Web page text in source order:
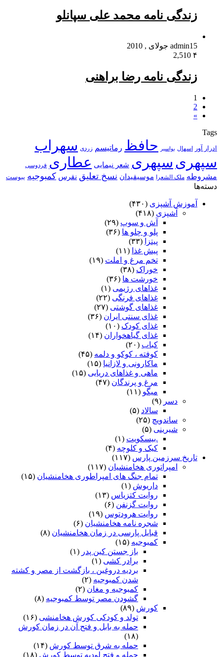
زندگی نامه محمد علی سپانلو
admin15 جولای , 2010
۴
زندگی نامه رضا براهنی
1
2
»
Tags
ادرار آور اسهال بواسیر حافظ رماتیسم زردی سهراب
سپهری سپهری شعر نیمایی عطاری فردوسی
مشروطه ملک الشعرا موسیقیدان نسخ تعلیق نقرس کمبوجیه یبوست
دسته‌ها
آموزش آشپزی (۴۳۰)
آشپزی (۴۱۸)
آش و سوپ (۲۹)
پلو و چلو ها (۳۶)
پیتزا
(۳۳)
پیش غذا (۱۱)
تخم مرغ و املت (۱۹)
خوراک (۳۸)
خورشت ها (۳۶)
غذاهای رژیمی (۱)
غذاهای فرنگی (۲۲)
غذاهای گوشتی (۲۷)
غذای سنتی ایران (۳۶)
غذای کودک (۱۰)
غذای گیاهخواران (۱۴)
کباب (۲۰)
کوفته ، کوکو و دلمه (۴۵)
ماکارونی و لازانیا (۱۵)
ماهی و غذاهای دریایی (۱۵)
مرغ و پرندگان (۴۷)
میگو (۱۱)
دسر (۹)
سالاد (۵)
ساندویچ (۲۵)
شیرینی (۵)
.بیسکویت (۱)
کیک و کلوچه (۴)
تاریخ سرزمین پارس (۱۱۷)
امپراتوری هخامنشیان (۱۱۷)
تمام جنگ های امپراطوری هخامنشیان (۱۵)
داریوش (۱)
روایت کتزیاس (۱۳)
روایت گزنفن (۶)
روایت هرودتوس (۱۹)
شجره نامه هخامنشیان (۶)
قبایل پارسی در زمان هخامنشیان (۸)
کمبوجیه (۱۵)
باز جستن کین پدر (۱)
برادر کشی (۱)
بردیه دروغین ، بازگشت از مصر و کشته
شدن کمبوجیه (۲)
کمبوجیه و مغان (۲)
گشودن مصر توسط کمبوجیه (۸)
کورش (۸۹)
تولد و کودکی کورش هخامنشی (۱۶)
حمله به بابل و فتح آن در زمان کورش
(۱۸)
حمله به شرق توسط کورش (۱۴)
حمله و فتح لودیه توسط کورش (۱۸)